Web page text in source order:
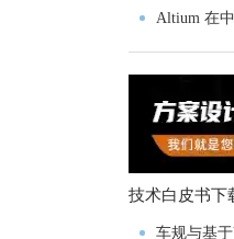
入门级M4V组
Altium 在
技术白皮书下
车规与基